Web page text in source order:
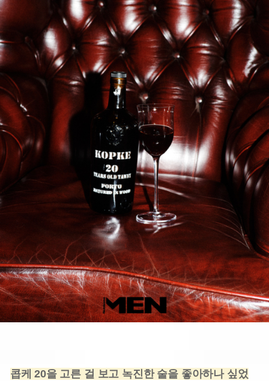
콥케 20을 고른 걸 보고 녹진한 술을 좋아하나 싶었